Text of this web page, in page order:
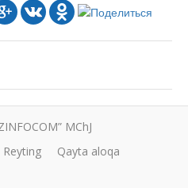
MChJ
Reyting Qayta aloqa